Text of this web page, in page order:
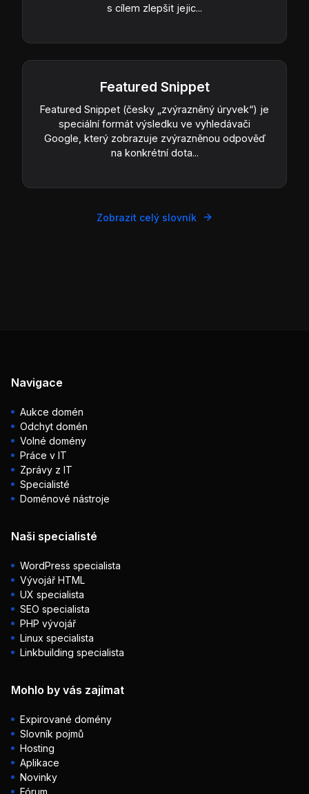
s cílem zlepšit jejic...
Featured Snippet
Featured Snippet (česky „zvýrazněný úryvek“) je
speciální formát výsledku ve vyhledávači
Google, který zobrazuje zvýrazněnou odpověď
na konkrétní dota...
Zobrazit celý slovník
Navigace
Aukce domén
Odchyt domén
Volné domény
Práce v IT
Zprávy z IT
Specialisté
Doménové nástroje
Naši specialisté
WordPress specialista
Vývojář HTML
UX specialista
SEO specialista
PHP vývojář
Linux specialista
Linkbuilding specialista
Mohlo by vás zajímat
Expirované domény
Slovník pojmů
Hosting
Aplikace
Novinky
Fórum